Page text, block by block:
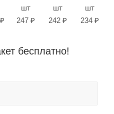
шт
247 ₽
шт
242 ₽
шт
234 ₽
бесплатно!